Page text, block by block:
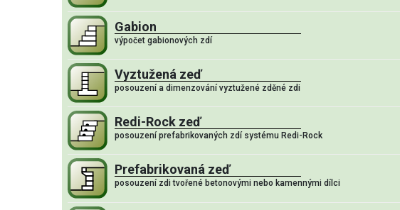
Gabion
výpočet gabionových zdí
Vyztužená zeď
posouzení a dimenzování vyztužené zděné zdi
Redi-Rock zeď
posouzení prefabrikovaných zdí systému Redi-Rock
Prefabrikovaná zeď
posouzení zdi tvořené betonovými nebo kamennými dílci